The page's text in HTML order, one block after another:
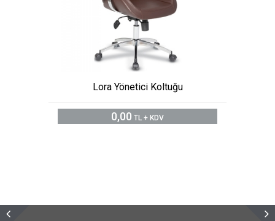
Lora Yönetici Koltuğu
0,00 TL + KDV